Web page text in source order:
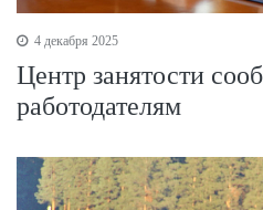
4 декабря 2025
Центр занятости
работодателям